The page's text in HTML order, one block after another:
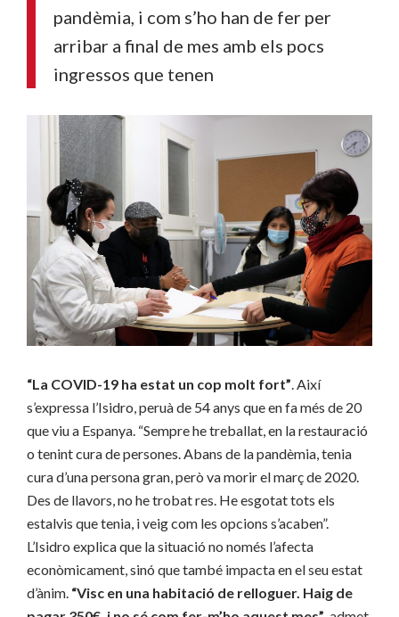
pandèmia, i com s’ho han de fer per
arribar a final de mes amb els pocs
ingressos que tenen
“La COVID-19 ha estat un cop molt fort” . Així
s’expressa l’Isidro, peruà de 54 anys que en fa més de 20
que viu a Espanya. “Sempre he treballat, en la restauració
o tenint cura de persones. Abans de la pandèmia, tenia
cura d’una persona gran, però va morir el març de 2020.
Des de llavors, no he trobat res. He esgotat tots els
estalvis que tenia, i veig com les opcions s’acaben”.
L’Isidro explica que la situació no només l’afecta
econòmicament, sinó que també impacta en el seu estat
d’ànim. “Visc en una habitació de relloguer. Haig de